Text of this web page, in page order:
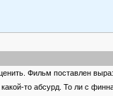
Фильм поставлен
какой-то абсурд. То ли с